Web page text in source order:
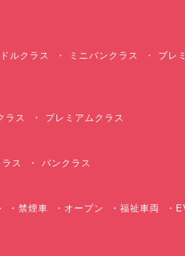
ルクラス ミニバンクラス プレ
ラス プレミアムクラス
ス バンクラス
禁煙車 オープン 福祉車両